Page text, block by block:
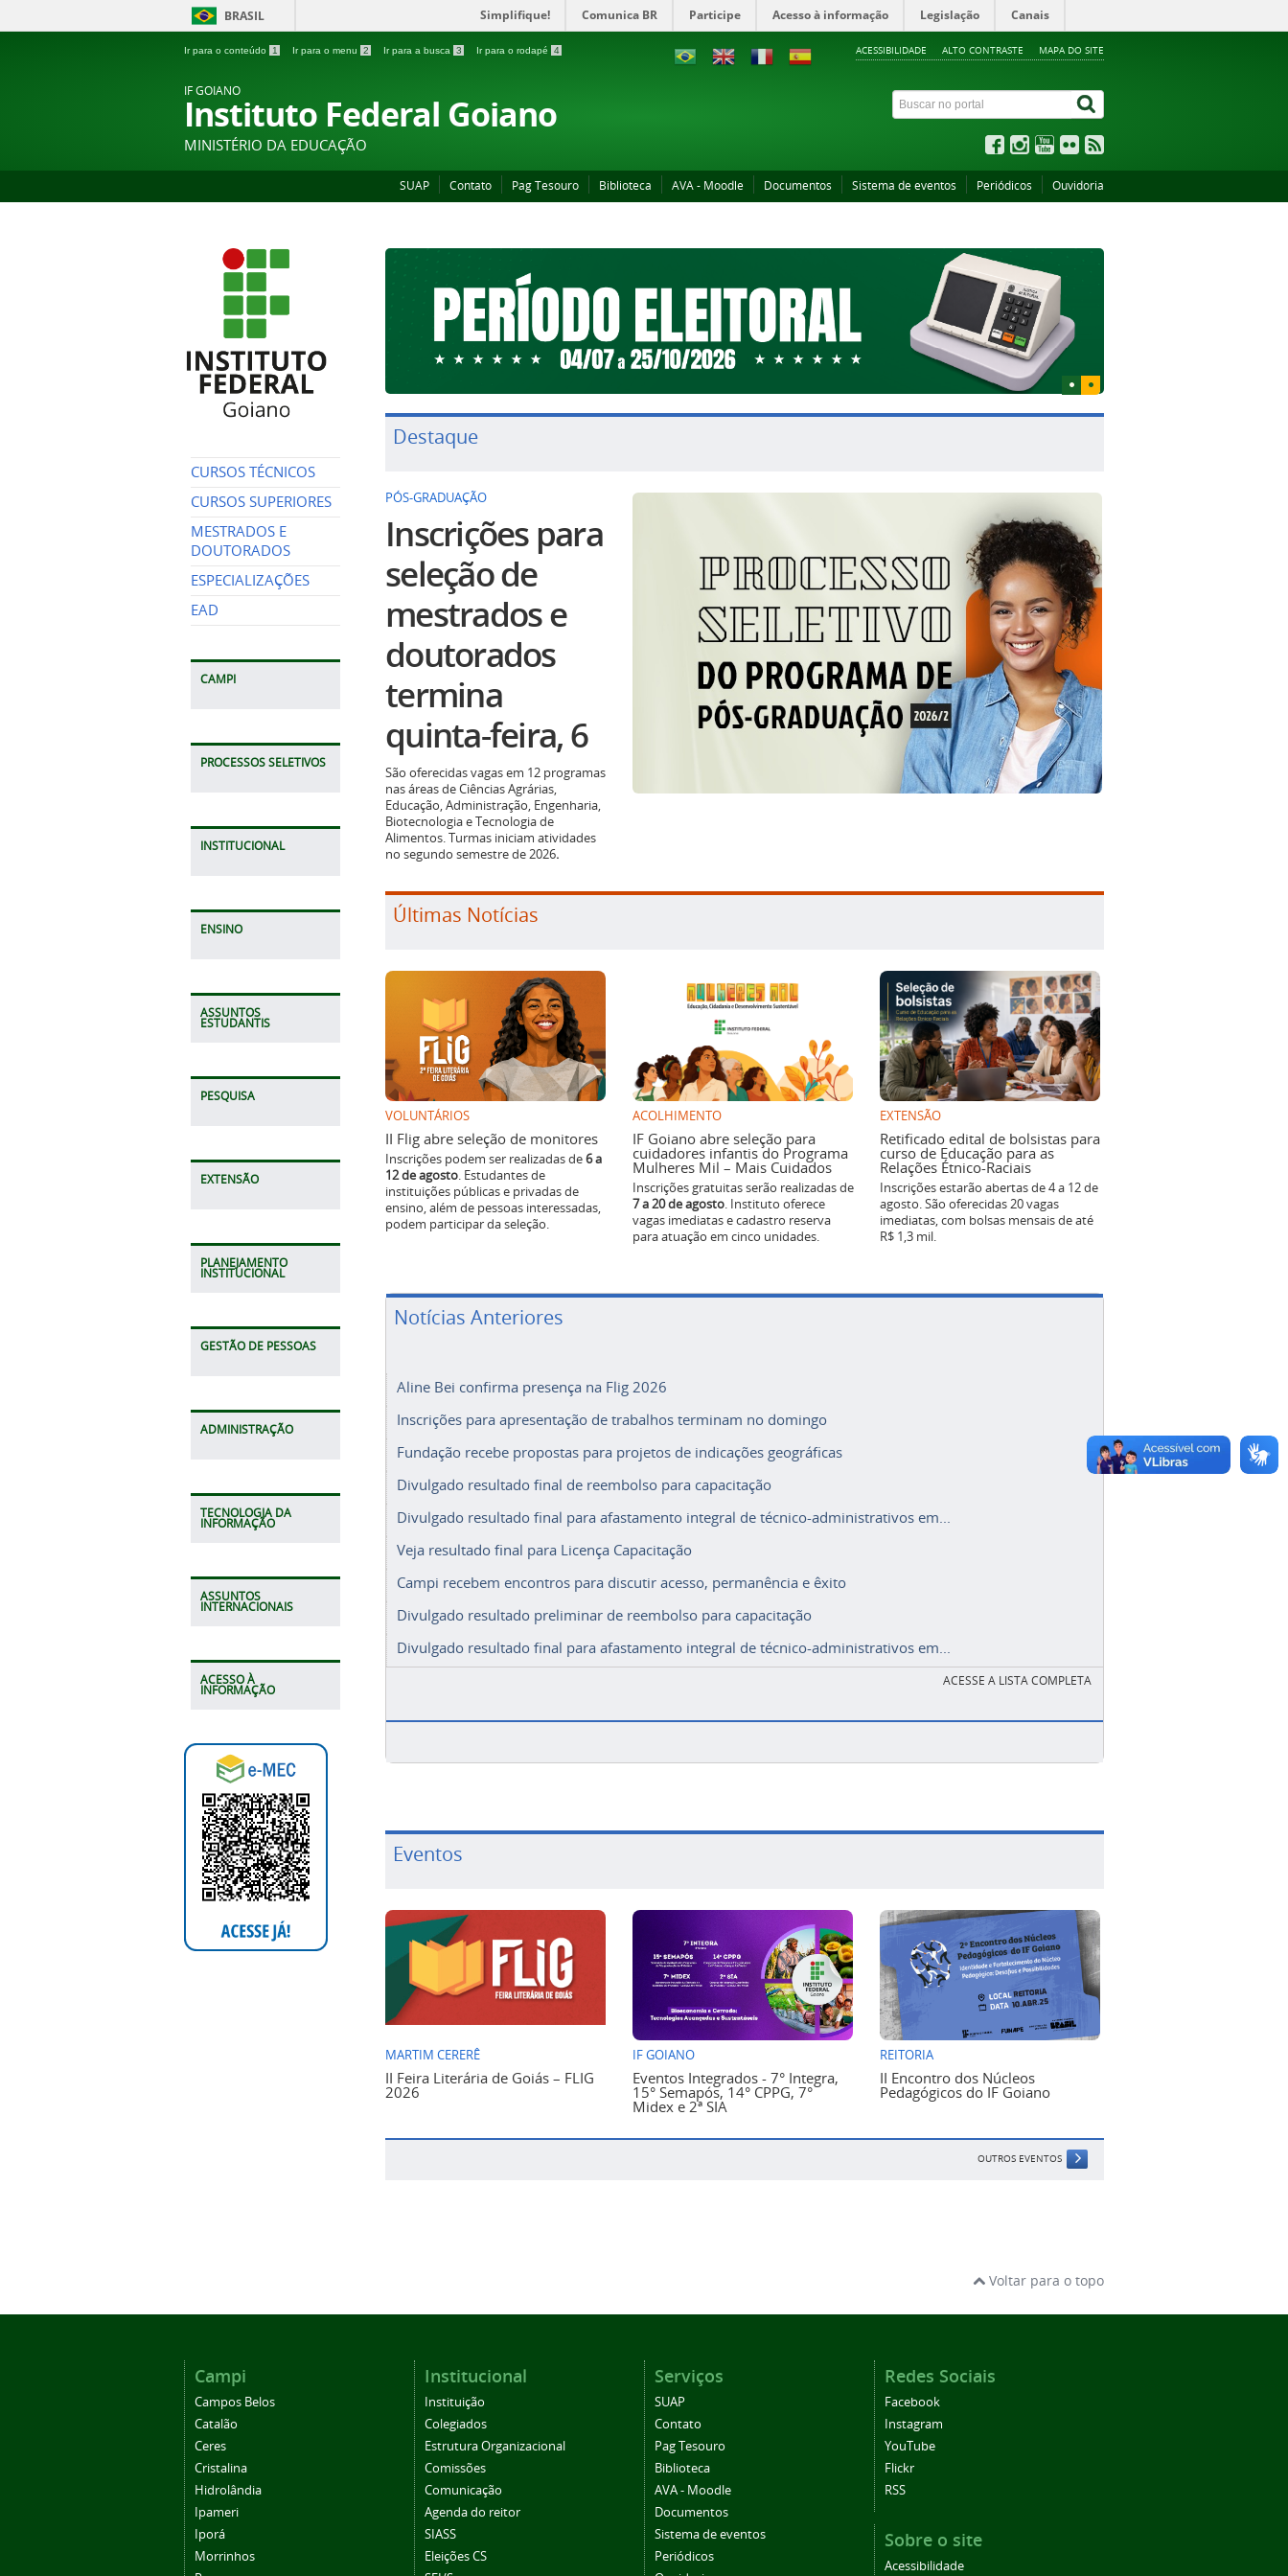
BRASIL Simplifique! Comunica BR Participe Acesso à informação Legislação Canais
Ir para o conteúdo 1 Ir para o menu 2 Ir para a busca 3 Ir para o rodapé 4 ACESSIBILIDADE ALTO CONTRASTE MAPA DO SITE
IF GOIANO
Instituto Federal Goiano
MINISTÉRIO DA EDUCAÇÃO
SUAP Contato Pag Tesouro Biblioteca AVA - Moodle Documentos Sistema de eventos Periódicos Ouvidoria
CURSOS TÉCNICOS
CURSOS SUPERIORES
MESTRADOS E
DOUTORADOS
ESPECIALIZAÇÕES
EAD
CAMPI
PROCESSOS SELETIVOS
INSTITUCIONAL
ENSINO
ASSUNTOS
ESTUDANTIS
PESQUISA
EXTENSÃO
PLANEJAMENTO
INSTITUCIONAL
GESTÃO DE PESSOAS
ADMINISTRAÇÃO
TECNOLOGIA DA
INFORMAÇÃO
ASSUNTOS
INTERNACIONAIS
ACESSO À
INFORMAÇÃO
Destaque
PÓS-GRADUAÇÃO
Inscrições para
seleção de
mestrados e
doutorados
termina
quinta-feira, 6
São oferecidas vagas em 12 programas
nas áreas de Ciências Agrárias,
Educação, Administração, Engenharia,
Biotecnologia e Tecnologia de
Alimentos. Turmas iniciam atividades
no segundo semestre de 2026.
Últimas Notícias
VOLUNTÁRIOS
II Flig abre seleção de monitores
Inscrições podem ser realizadas de6 a
12 de agosto. Estudantes de
instituições públicas e privadas de
ensino, além de pessoas interessadas,
podem participar da seleção.
ACOLHIMENTO
IF Goiano abre seleção para
cuidadores infantis do Programa
Mulheres Mil – Mais Cuidados
Inscrições gratuitas serão realizadas de
7 a 20 de agosto. Instituto oferece
vagas imediatas e cadastro reserva
para atuação em cinco unidades.
EXTENSÃO
Retificado edital de bolsistas para
curso de Educação para as
Relações Étnico-Raciais
Inscrições estarão abertas de 4 a 12 de
agosto. São oferecidas 20 vagas
imediatas, com bolsas mensais de até
R$ 1,3 mil.
Notícias Anteriores
Aline Bei confirma presença na Flig 2026
Inscrições para apresentação de trabalhos terminam no domingo
Fundação recebe propostas para projetos de indicações geográficas
Divulgado resultado final de reembolso para capacitação
Divulgado resultado final para afastamento integral de técnico-administrativos em...
Veja resultado final para Licença Capacitação
Campi recebem encontros para discutir acesso, permanência e êxito
Divulgado resultado preliminar de reembolso para capacitação
Divulgado resultado final para afastamento integral de técnico-administrativos em...
ACESSE A LISTA COMPLETA
Eventos
MARTIM CERERÊ
II Feira Literária de Goiás – FLIG
2026
IF GOIANO
Eventos Integrados - 7° Integra,
15° Semapós, 14° CPPG, 7°
Midex e 2ª SIA
REITORIA
II Encontro dos Núcleos
Pedagógicos do IF Goiano
OUTROS EVENTOS
Voltar para o topo
Campi
Campos Belos
Catalão
Ceres
Cristalina
Hidrolândia
Ipameri
Iporá
Morrinhos
Institucional
Instituição
Colegiados
Estrutura Organizacional
Comissões
Comunicação
Agenda do reitor
SIASS
Eleições CS
Serviços
SUAP
Contato
Pag Tesouro
Biblioteca
AVA - Moodle
Documentos
Sistema de eventos
Periódicos
Redes Sociais
Facebook
Instagram
YouTube
Flickr
RSS
Sobre o site
Acessibilidade